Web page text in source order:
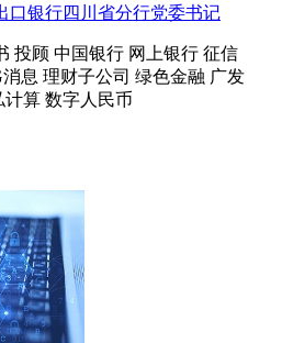
口银行四川省分行党委书记
投顾 中国银行 网上银行 征信
消息 理财子公司 绿色金融 广发
计算 数字人民币